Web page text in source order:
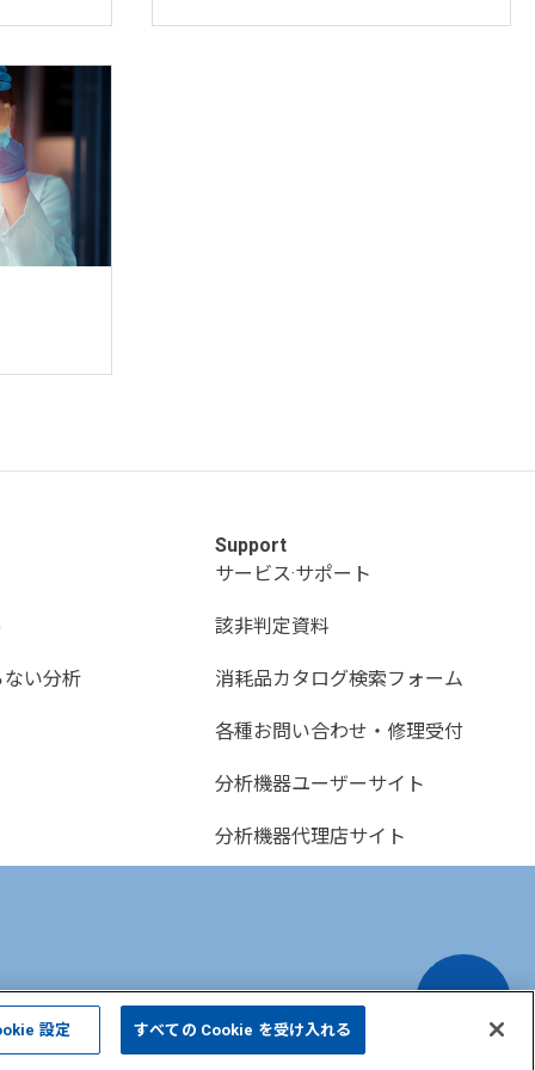
い分析
Support
サービス·サポート
該非判定資料
消耗品カタログ検索フォーム
各種お問い合わせ・修理受付
分析機器ユーザーサイト
分析機器代理店サイト
設定 すべての Cookie を受け入れる